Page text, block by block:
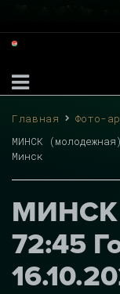
Главная
Фото-
МИНСК
Минск
МИНСК
72:45